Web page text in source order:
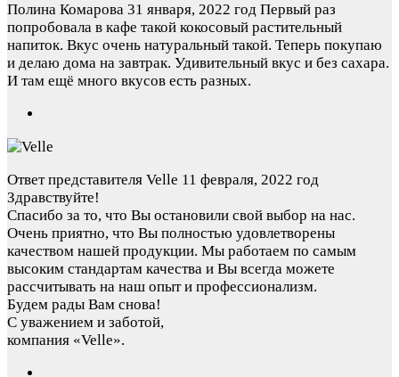
Полина Комарова 31 января, 2022 год Первый раз
попробовала в кафе такой кокосовый растительный
напиток. Вкус очень натуральный такой. Теперь покупаю
и делаю дома на завтрак. Удивительный вкус и без сахара.
И там ещё много вкусов есть разных.
Ответ представителя Velle 11 февраля, 2022 год
Здравствуйте!
Спасибо за то, что Вы остановили свой выбор на нас.
Очень приятно, что Вы полностью удовлетворены
качеством нашей продукции. Мы работаем по самым
высоким стандартам качества и Вы всегда можете
рассчитывать на наш опыт и профессионализм.
Будем рады Вам снова!
С уважением и заботой,
компания «Velle».